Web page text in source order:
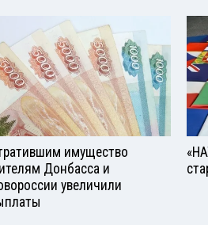
имущество
Донбасса и
увеличили